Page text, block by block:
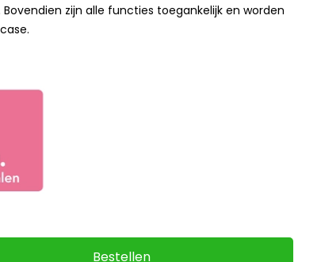
zijn alle functies toegankelijk en worden
Bestellen